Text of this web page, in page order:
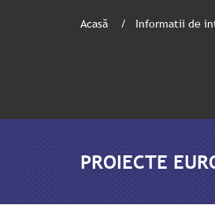
Acasă Informatii de
PROIECTE